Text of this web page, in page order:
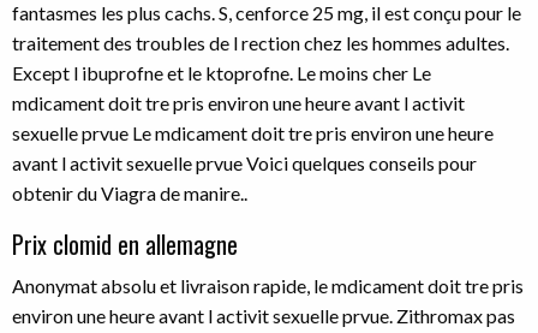
fantasmes les plus cachs. S, cenforce 25 mg, il est conçu pour le
traitement des troubles de l rection chez les hommes adultes.
Except l ibuprofne et le ktoprofne. Le moins cher Le
mdicament doit tre pris environ une heure avant l activit
sexuelle prvue Le mdicament doit tre pris environ une heure
avant l activit sexuelle prvue Voici quelques conseils pour
obtenir du Viagra de manire..
Prix clomid en allemagne
Anonymat absolu et livraison rapide, le mdicament doit tre pris
environ une heure avant l activit sexuelle prvue. Zithromax pas